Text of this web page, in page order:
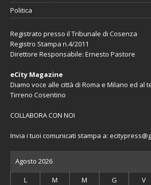
Politica
Registrato presso il Tribunale di Cosenza
Registro Stampa n.4/2011
Direttore Responsabile: Ernesto Pastore
eCity Magazine
Diamo voce alle città di Roma e Milano ed al
Tirreno Cosentino
COLLABORA CON NOI
Invia i tuoi comunicati stampa a:
Agosto 2026
L M M G V